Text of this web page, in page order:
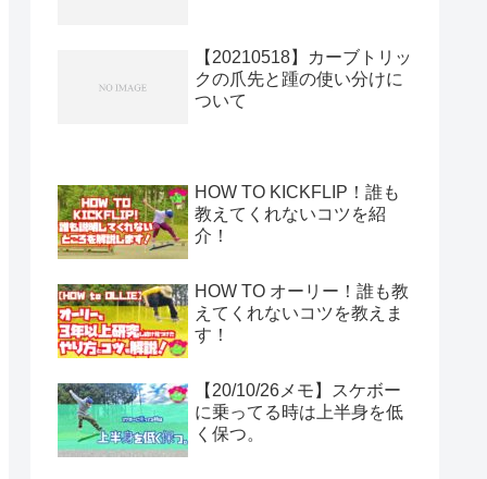
【20210518】カーブトリッ
クの爪先と踵の使い分けに
ついて
HOW TO KICKFLIP！誰も
教えてくれないコツを紹
介！
HOW TO オーリー！誰も教
えてくれないコツを教えま
す！
【20/10/26メモ】スケボー
に乗ってる時は上半身を低
く保つ。